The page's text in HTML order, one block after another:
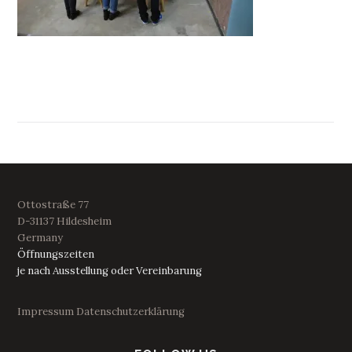
Ottostraße 77
D-31137 Hildesheim
Germany
Öffnungszeiten
je nach Ausstellung oder Vereinbarung
Impressum Datenschutzerklärung